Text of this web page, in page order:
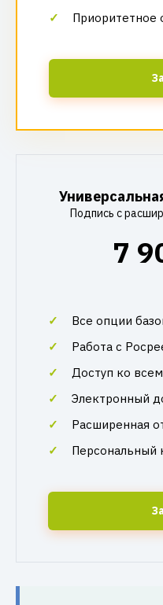
Приоритетное
Подпись с
7
Все опции
Работа с
Доступ ко
Электронный
Расширенная
Персональный